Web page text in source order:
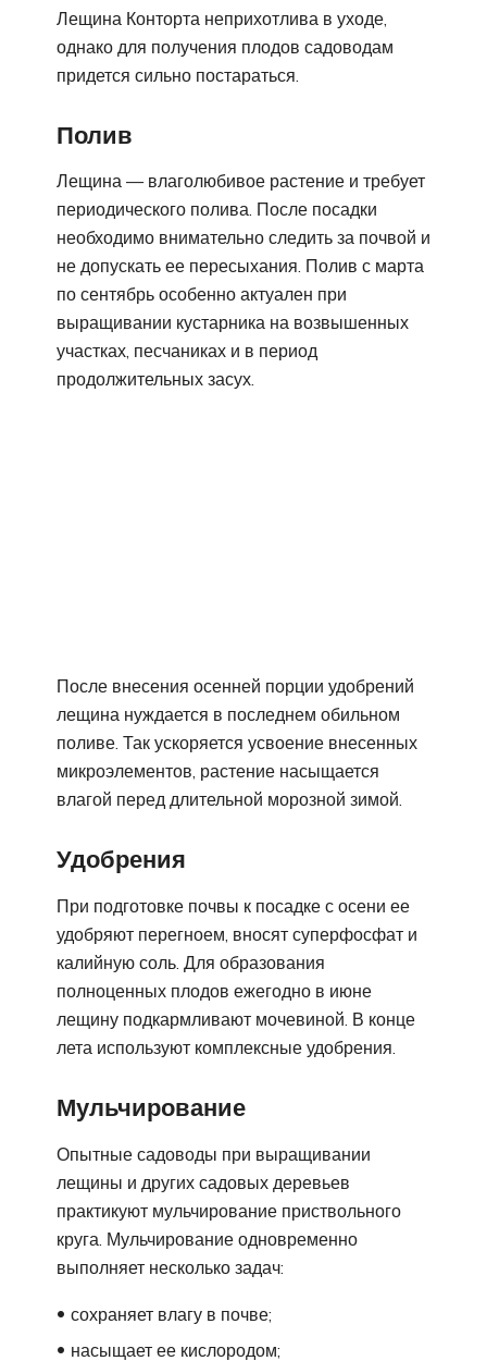
Лещина Конторта неприхотлива в уходе,
однако для получения плодов садоводам
придется сильно постараться.
Полив
Лещина — влаголюбивое растение и требует
периодического полива. После посадки
необходимо внимательно следить за почвой и
не допускать ее пересыхания. Полив с марта
по сентябрь особенно актуален при
выращивании кустарника на возвышенных
участках, песчаниках и в период
продолжительных засух.
После внесения осенней порции удобрений
лещина нуждается в последнем обильном
поливе. Так ускоряется усвоение внесенных
микроэлементов, растение насыщается
влагой перед длительной морозной зимой.
Удобрения
При подготовке почвы к посадке с осени ее
удобряют перегноем, вносят суперфосфат и
калийную соль. Для образования
полноценных плодов ежегодно в июне
лещину подкармливают мочевиной. В конце
лета используют комплексные удобрения.
Мульчирование
Опытные садоводы при выращивании
лещины и других садовых деревьев
практикуют мульчирование приствольного
круга. Мульчирование одновременно
выполняет несколько задач:
сохраняет влагу в почве;
насыщает ее кислородом;